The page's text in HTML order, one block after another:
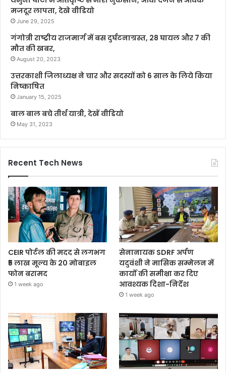
मजदूर लापता, देखे वीडियो
June 29, 2025
गंगोत्री राष्ट्रीय राजमार्ग में बस दुर्घटनाग्रस्त, 28 घायल और 7 की
मौत की खबर,
August 20, 2023
उत्तरकाशी जिलाध्यक्ष ने चार और सदस्यों को 6 साल के लिये किया
निष्काषित
January 15, 2025
बाल बाल बचे तीर्थ यात्री, देखें वीडियो
May 31, 2023
Recent Tech News
CEIR पोर्टल की मदद से लगभग
₹5 लाख मूल्य के 20 मोबाइल
फोन बरामद
1 week ago
सेनानायक SDRF अर्पण
यदुवंशी ने मासिक सम्मेलन में
कार्यों की समीक्षा कर दिए
आवश्यक दिशा-निर्देश
1 week ago